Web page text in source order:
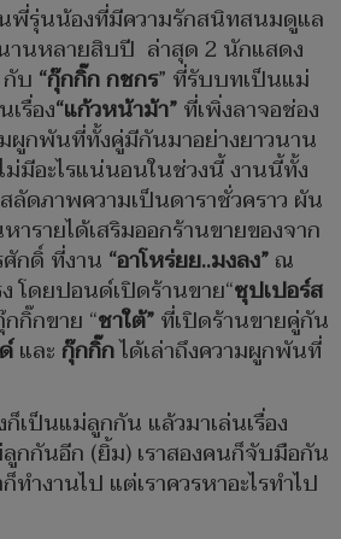
พี่รุ่นน้องที่มีความรักสนิทสนมดูแล
านหลายสิบปี ล่าสุด 2 นักแสดง
กับ “กุ๊กกิ๊ก กชกร” ที่รับบทเป็นแม่
รื่อง“แก้วหน้าม้า”ที่เพิ่งลาจอช่อง
ผูกพันที่ทั้งคู่มีกันมาอย่างยาวนาน
ม่มีอะไรแน่นอนในช่วงนี้ งานนี้ทั้ง
ดภาพความเป็นดาราชั่วคราว ผัน
รายได้เสริมออกร้านขายของจาก
กดิ์ ที่งาน “อาโหร่ยย..มงลง”ณ
โดยปอนด์เปิดร้านขาย“ซุปเปอร์ส
กิ๊กขาย “ชาใต้”ที่เปิดร้านขายคู่กัน
และกุ๊กกิ๊กได้เล่าถึงความผูกพันที่
เป็นแม่ลูกกัน แล้วมาเล่นเรื่อง
กกันอีก (ยิ้ม) เราสองคนก็จับมือกัน
ทำงานไป แต่เราควรหาอะไรทำไป